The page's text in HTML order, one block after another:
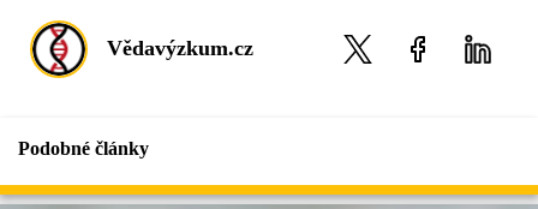
Vědavýzkum.cz
Podobné články